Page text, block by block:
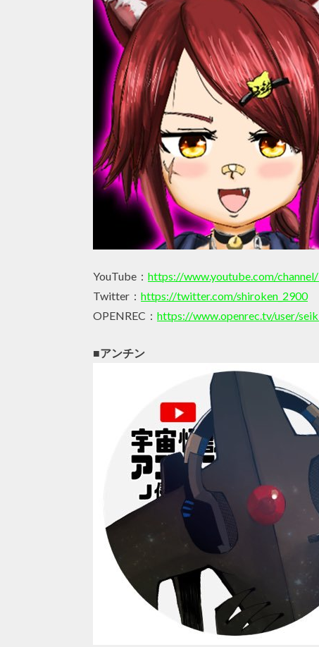
YouTube： https://www.youtube.com/
Twitter： https://twitter.com/shiroken_2900
OPENREC： https://www.openrec.tv/user/
■アンチン